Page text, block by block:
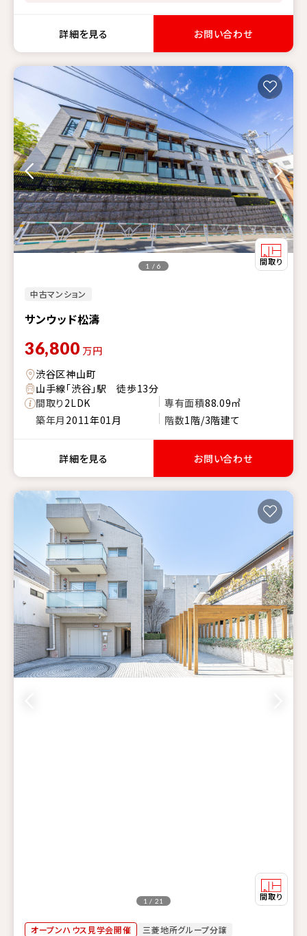
詳細を見る お問い合わせ
中古マンション
サンウッド松濤
1 / 6
36,800 万円
渋谷区神山町
山手線「渋谷」駅 徒歩13分
間取り2LDK 専有面積88.09㎡
築年月 2011年01月 階数1階/3階建て
詳細を見る お問い合わせ
オープンハウス見学会開催
三菱地所グループ分譲
1 / 21